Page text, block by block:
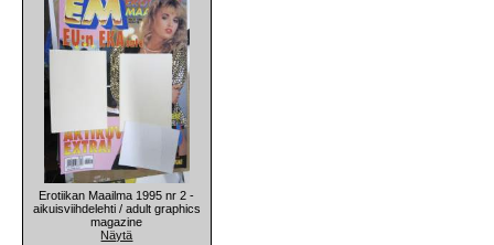
Erotiikan Maailma 1995 nr 2 -
aikuisviihdelehti / adult graphics
magazine
Näytä